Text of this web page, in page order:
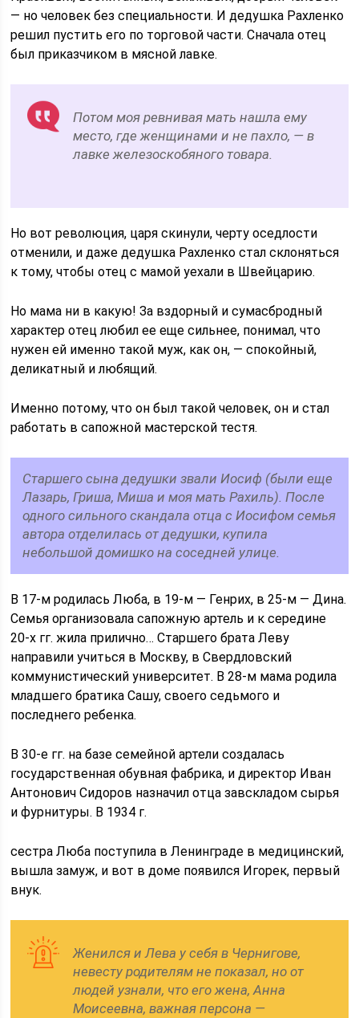
— но человек без специальности. И дедушка Рахленко
решил пустить его по торговой части. Сначала отец
был приказчиком в мясной лавке.
Потом моя ревнивая мать нашла ему
место, где женщинами и не пахло, — в
лавке железоскобяного товара.
Но вот революция, царя скинули, черту оседлости
отменили, и даже дедушка Рахленко стал склоняться
к тому, чтобы отец с мамой уехали в Швейцарию.
Но мама ни в какую! За вздорный и сумасбродный
характер отец любил ее еще сильнее, понимал, что
нужен ей именно такой муж, как он, — спокойный,
деликатный и любящий.
Именно потому, что он был такой человек, он и стал
работать в сапожной мастерской тестя.
Старшего сына дедушки звали Иосиф (были еще
Лазарь, Гриша, Миша и моя мать Рахиль). После
одного сильного скандала отца с Иосифом семья
автора отделилась от дедушки, купила
небольшой домишко на соседней улице.
В 17-м родилась Люба, в 19-м — Генрих, в 25-м — Дина.
Семья организовала сапожную артель и к середине
20-х гг. жила прилично… Старшего брата Леву
направили учиться в Москву, в Свердловский
коммунистический университет. В 28-м мама родила
младшего братика Сашу, своего седьмого и
последнего ребенка.
В 30-е гг. на базе семейной артели создалась
государственная обувная фабрика, и директор Иван
Антонович Сидоров назначил отца завскладом сырья
и фурнитуры. В 1934 г.
сестра Люба поступила в Ленинграде в медицинский,
вышла замуж, и вот в доме появился Игорек, первый
внук.
Женился и Лева у себя в Чернигове,
невесту родителям не показал, но от
людей узнали, что его жена, Анна
Моисеевна, важная персона —